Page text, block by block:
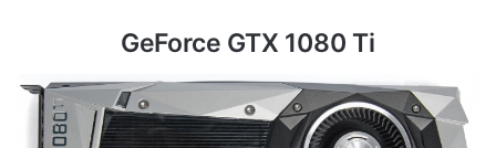
GeForce GTX 1080 Ti